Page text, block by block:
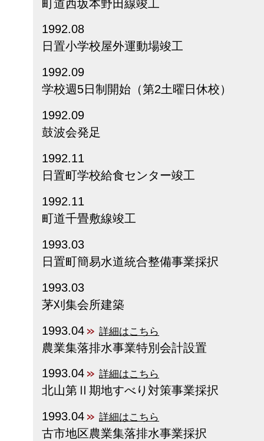
町道西坂本野田線竣工
1992.08
日置小学校屋外運動場竣工
1992.09
学校週5日制開始（第2土曜日休校）
1992.09
鼓波会発足
1992.11
日置町学校給食センター竣工
1992.11
町道千畳敷線竣工
1993.03
日置町簡易水道統合整備事業採択
1993.03
茅刈集会所建築
1993.04
詳細はこちら
農業集落排水事業特別会計設置
1993.04
詳細はこちら
北山第Ⅱ期地すべり対策事業採択
1993.04
詳細はこちら
古市地区農業集落排水事業採択